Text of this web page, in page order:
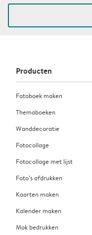
Producten
Fotoboek maken
Themaboeken
Wanddecoratie
Fotocollage
Fotocollage met lijst
Foto’s afdrukken
Kaarten maken
Kalender maken
Mok bedrukken